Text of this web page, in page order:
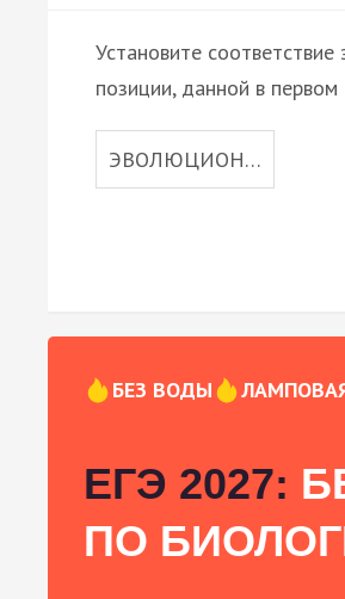
Установите
позиции, данной в
ЭВОЛЮЦИОН…
БЕЗ ВОДЫ
ЕГЭ 2027:
ПО